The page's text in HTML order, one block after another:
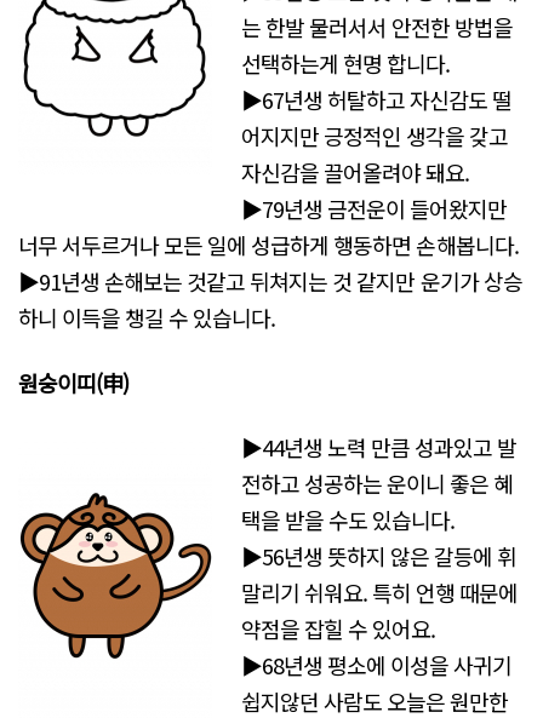
는 한발 물러서서 안전한 방법을
선택하는게 현명 합니다.
▶67년생 허탈하고 자신감도 떨
어지지만 긍정적인 생각을 갖고
자신감을 끌어올려야 돼요.
▶79년생 금전운이 들어왔지만
너무 서두르거나 모든 일에 성급하게 행동하면 손해봅니다.
▶91년생 손해보는 것같고 뒤쳐지는 것 같지만 운기가 상승
하니 이득을 챙길 수 있습니다.
원숭이띠(申)
▶44년생 노력 만큼 성과있고 발
전하고 성공하는 운이니 좋은 혜
택을 받을 수도 있습니다.
▶56년생 뜻하지 않은 갈등에 휘
말리기 쉬워요. 특히 언행 때문에
약점을 잡힐 수 있어요.
▶68년생 평소에 이성을 사귀기
쉽지않던 사람도 오늘은 원만한